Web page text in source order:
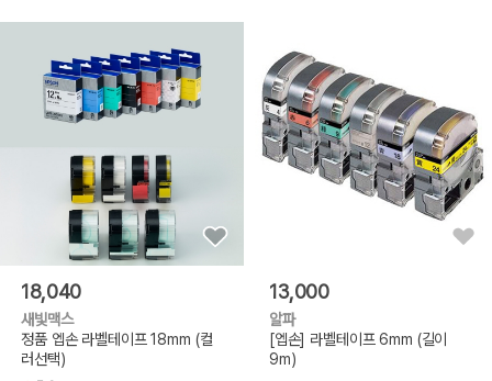
18,040
새빛맥스
정품 엡손 라벨테이프 18mm (컬
러선택)
13,000
알파
[엡손] 라벨테이프 6mm (길이
9m)